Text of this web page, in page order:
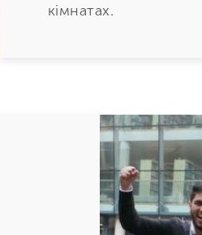
кімнатах.
проживання та